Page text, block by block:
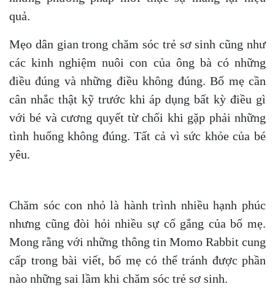
quả.
Mẹo dân gian trong chăm sóc trẻ sơ sinh cũng như
các kinh nghiệm nuôi con của ông bà có những
điều đúng và những điều không đúng. Bố mẹ cần
cân nhắc thật kỹ trước khi áp dụng bất kỳ điều gì
với bé và cương quyết từ chối khi gặp phải những
tình huống không đúng. Tất cả vì sức khỏe của bé
yêu.
Chăm sóc con nhỏ là hành trình nhiều hạnh phúc
nhưng cũng đòi hỏi nhiều sự cố gắng của bố mẹ.
Mong rằng với những thông tin Momo Rabbit cung
cấp trong bài viết, bố mẹ có thể tránh được phần
nào những sai lầm khi chăm sóc trẻ sơ sinh.